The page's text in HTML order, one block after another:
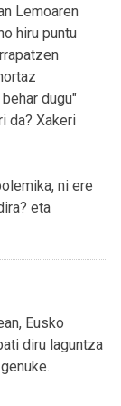
Lemoaren
hiru puntu
dugu"
da? Xakeri
ni ere
eta
Eusko
diru laguntza